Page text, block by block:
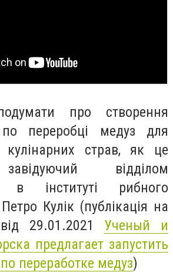
про створення
по переробці медуз для
кулінарних страв, як це
відділом
в інституті рибного
Кулік (публікація на
29.01.2021 Ученый и
предлагает запустить
переработке медуз)